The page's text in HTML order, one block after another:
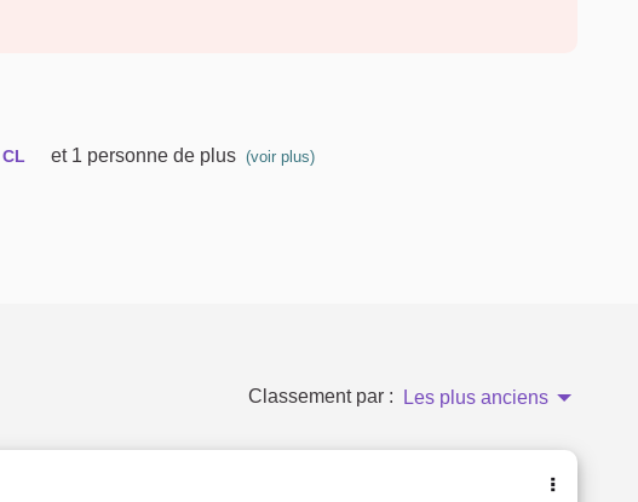
et 1 personne de plus (voir plus)
Classement par : Les plus anciens